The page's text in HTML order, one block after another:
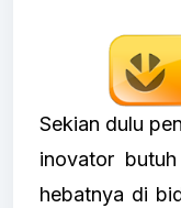
Sekian dulu
inovator
hebatnya di